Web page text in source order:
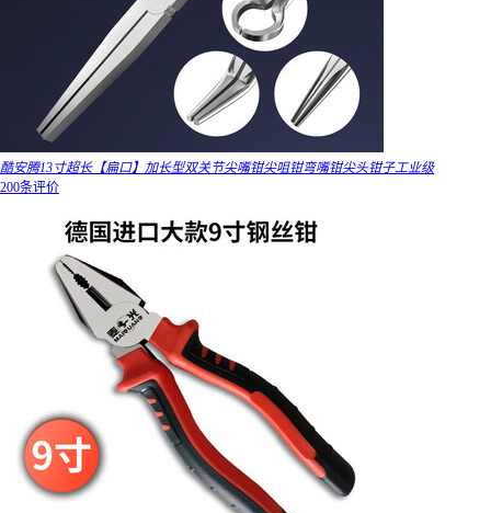
酷安腾13寸超长【扁口】加长型双关节尖嘴钳尖咀钳弯嘴钳尖头钳子工业级
200条评价